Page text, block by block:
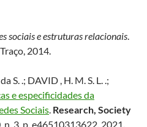
sociais e estruturas relacionais.
2014.
S. .; DAVID , H. M. S. L. .;
e especificidades da
Sociais. Research, Society
n. 3, p. e46510313622, 2021.